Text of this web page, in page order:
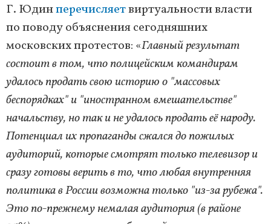
Г. Юдинперечисляетвиртуальности власти
по поводу объяснения сегодняшних
московских протестов: «Главный результат
состоит в том, что полицейским командирам
удалось продать свою историю о "массовых
беспорядках" и "иностранном вмешательстве"
начальству, но так и не удалось продать её народу.
Потенциал их пропаганды сжался до пожилых
аудиторий, которые смотрят только телевизор и
сразу готовы верить в то, что любая внутренняя
политика в России возможна только "из-за рубежа".
Это по-прежнему немалая аудитория (в районе